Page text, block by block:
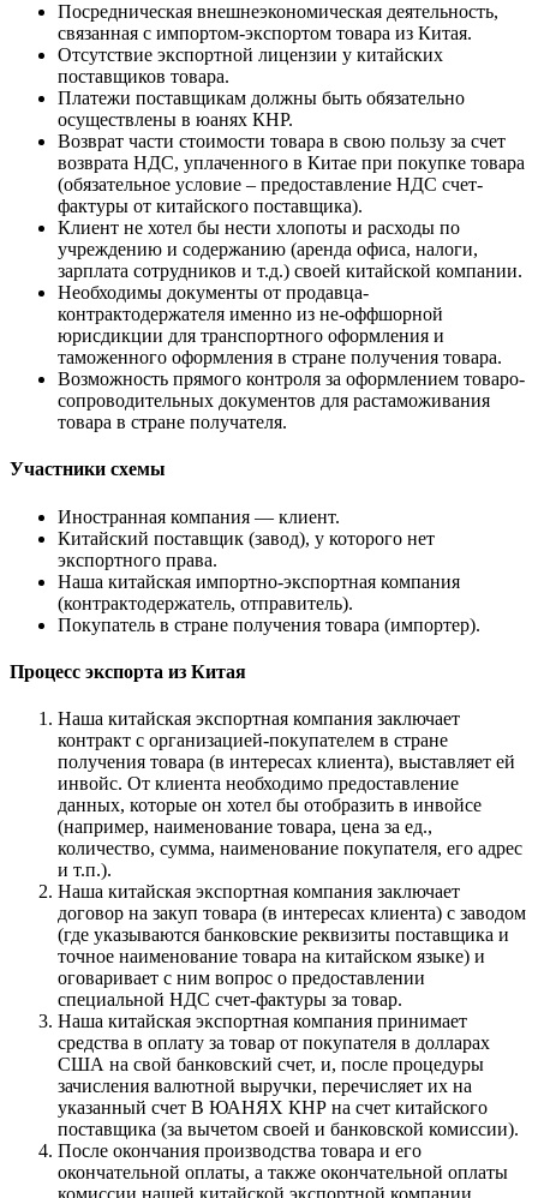
Посредническая внешнеэкономическая деятельность,
связанная с импортом-экспортом товара из Китая.
Отсутствие экспортной лицензии у китайских
поставщиков товара.
Платежи поставщикам должны быть обязательно
осуществлены в юанях КНР.
Возврат части стоимости товара в свою пользу за счет
возврата НДС, уплаченного в Китае при покупке товара
(обязательное условие – предоставление НДС счет-
фактуры от китайского поставщика).
Клиент не хотел бы нести хлопоты и расходы по
учреждению и содержанию (аренда офиса, налоги,
зарплата сотрудников и т.д.) своей китайской компании.
Необходимы документы от продавца-
контрактодержателя именно из не-оффшорной
юрисдикции для транспортного оформления и
таможенного оформления в стране получения товара.
Возможность прямого контроля за оформлением товаро-
сопроводительных документов для растаможивания
товара в стране получателя.
Участники схемы
Иностранная компания — клиент.
Китайский поставщик (завод), у которого нет
экспортного права.
Наша китайская импортно-экспортная компания
(контрактодержатель, отправитель).
Покупатель в стране получения товара (импортер).
Процесс экспорта из Китая
Наша китайская экспортная компания заключает
контракт с организацией-покупателем в стране
получения товара (в интересах клиента), выставляет ей
инвойс. От клиента необходимо предоставление
данных, которые он хотел бы отобразить в инвойсе
(например, наименование товара, цена за ед.,
количество, сумма, наименование покупателя, его адрес
и т.п.).
Наша китайская экспортная компания заключает
договор на закуп товара (в интересах клиента) с заводом
(где указываются банковские реквизиты поставщика и
точное наименование товара на китайском языке) и
оговаривает с ним вопрос о предоставлении
специальной НДС счет-фактуры за товар.
Наша китайская экспортная компания принимает
средства в оплату за товар от покупателя в долларах
США на свой банковский счет, и, после процедуры
зачисления валютной выручки, перечисляет их на
указанный счет В ЮАНЯХ КНР на счет китайского
поставщика (за вычетом своей и банковской комиссии).
После окончания производства товара и его
окончательной оплаты, а также окончательной оплаты